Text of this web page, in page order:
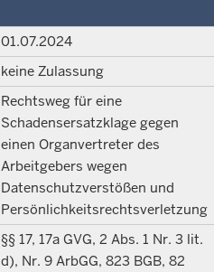
01.07.2024
keine Zulassung
Rechtsweg für eine
Schadensersatzklage gegen
einen Organvertreter des
Arbeitgebers wegen
Datenschutzverstößen und
Persönlichkeitsrechtsverletzung
§§ 17, 17a GVG, 2 Abs. 1 Nr. 3 lit.
d), Nr. 9 ArbGG, 823 BGB, 82